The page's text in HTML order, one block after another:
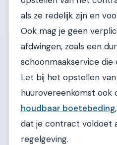
als ze redelijk zijn en
Ook mag je geen
afdwingen, zoals een
schoonmaakservice die
Let bij het opstellen
huurovereenkomst ook
houdbaar boetebeding
dat je contract voldoet
regelgeving.